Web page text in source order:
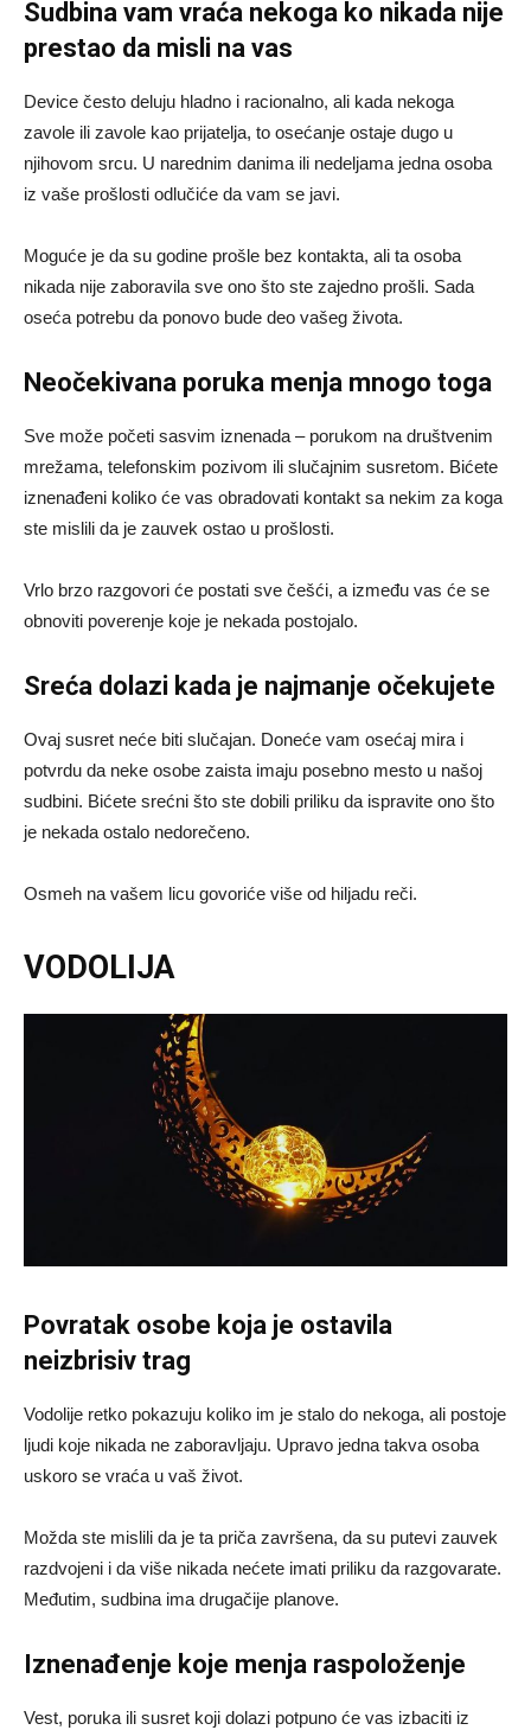
Sudbina vam vraća nekoga ko nikada nije
prestao da misli na vas
Device često deluju hladno i racionalno, ali kada nekoga
zavole ili zavole kao prijatelja, to osećanje ostaje dugo u
njihovom srcu. U narednim danima ili nedeljama jedna osoba
iz vaše prošlosti odlučiće da vam se javi.
Moguće je da su godine prošle bez kontakta, ali ta osoba
nikada nije zaboravila sve ono što ste zajedno prošli. Sada
oseća potrebu da ponovo bude deo vašeg života.
Neočekivana poruka menja mnogo toga
Sve može početi sasvim iznenada – porukom na društvenim
mrežama, telefonskim pozivom ili slučajnim susretom. Bićete
iznenađeni koliko će vas obradovati kontakt sa nekim za koga
ste mislili da je zauvek ostao u prošlosti.
Vrlo brzo razgovori će postati sve češći, a između vas će se
obnoviti poverenje koje je nekada postojalo.
Sreća dolazi kada je najmanje očekujete
Ovaj susret neće biti slučajan. Doneće vam osećaj mira i
potvrdu da neke osobe zaista imaju posebno mesto u našoj
sudbini. Bićete srećni što ste dobili priliku da ispravite ono što
je nekada ostalo nedorečeno.
Osmeh na vašem licu govoriće više od hiljadu reči.
VODOLIJA
Povratak osobe koja je ostavila
neizbrisiv trag
Vodolije retko pokazuju koliko im je stalo do nekoga, ali postoje
ljudi koje nikada ne zaboravljaju. Upravo jedna takva osoba
uskoro se vraća u vaš život.
Možda ste mislili da je ta priča završena, da su putevi zauvek
razdvojeni i da više nikada nećete imati priliku da razgovarate.
Međutim, sudbina ima drugačije planove.
Iznenađenje koje menja raspoloženje
Vest, poruka ili susret koji dolazi potpuno će vas izbaciti iz